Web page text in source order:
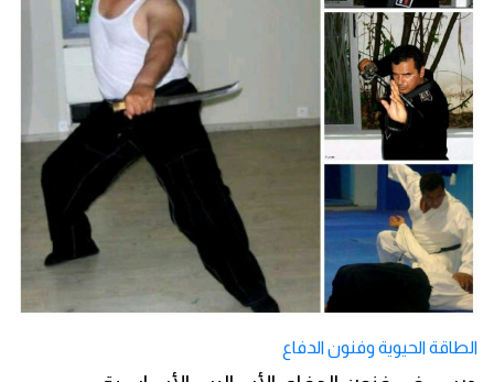
الطاقة الحيوية وفنون الدفاع